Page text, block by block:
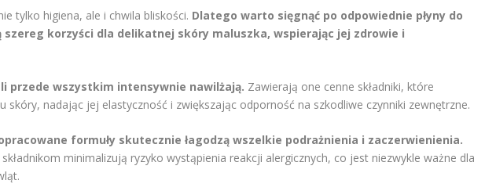
tylko higiena, ale i chwila bliskości. Dlatego warto sięgnąć po odpowiednie płyny do
korzyści dla delikatnej skóry maluszka, wspierając jej zdrowie i
przede wszystkim intensywnie nawilżają. Zawierają one cenne składniki, które
skóry, nadając jej elastyczność i zwiększając odporność na szkodliwe czynniki zewnętrzne.
formuły skutecznie łagodzą wszelkie podrażnienia i zaczerwienienia.
minimalizują ryzyko wystąpienia reakcji alergicznych, co jest niezwykle ważne dla